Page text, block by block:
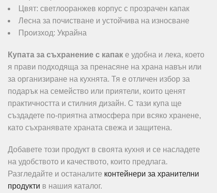
Цвят: светлооранжев корпус с прозрачен капак
Лесна за почистване и устойчива на износване
Произход: Украйна
Купата за съхранение с капак е удобна и лека, което
я прави подходяща за пренасяне на храна навън или
за организиране на кухнята. Тя е отличен избор за
подарък на семейство или приятели, които ценят
практичността и стилния дизайн. С тази купа ще
създадете по-приятна атмосфера при всяко хранене,
като съхранявате храната свежа и защитена.
Добавете този продукт в своята кухня и се насладете
на удобството и качеството, които предлага.
Разгледайте и останалите контейнери за хранителни
продукти в нашия каталог.